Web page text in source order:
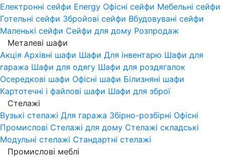
Електронні сейфи Energy Офісні сейфи Мебельні сейфи
Готельні сейфи Збройові сейфи Вбудовувані сейфи
Маленькі сейфи Сейфи для дому Розпродаж
Металеві шафи
Акція Архівні шафи Шафи Для інвентарю Шафи для
гаража Шафи для одягу Шафи для роздягалок
Осередкові шафи Офісні шафи Білизняні шафи
Картотечні і файлові шафи Шафи для зброї
Стелажі
Вузькі стелажі Для гаража Збірно-розбірні Офісні
Промислові Стелажі для дому Стелажі складські
Модульні стелажі Стандартні стелажі
Промислові меблі